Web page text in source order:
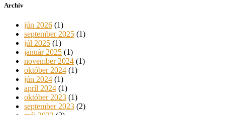
Archív
jún 2026 (1)
september 2025 (1)
júl 2025 (1)
január 2025 (1)
november 2024 (1)
október 2024 (1)
jún 2024 (1)
apríl 2024 (1)
október 2023 (1)
september 2023 (2)